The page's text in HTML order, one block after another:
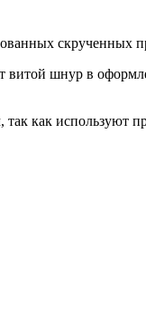
скрученных
витой шнур в
как используют